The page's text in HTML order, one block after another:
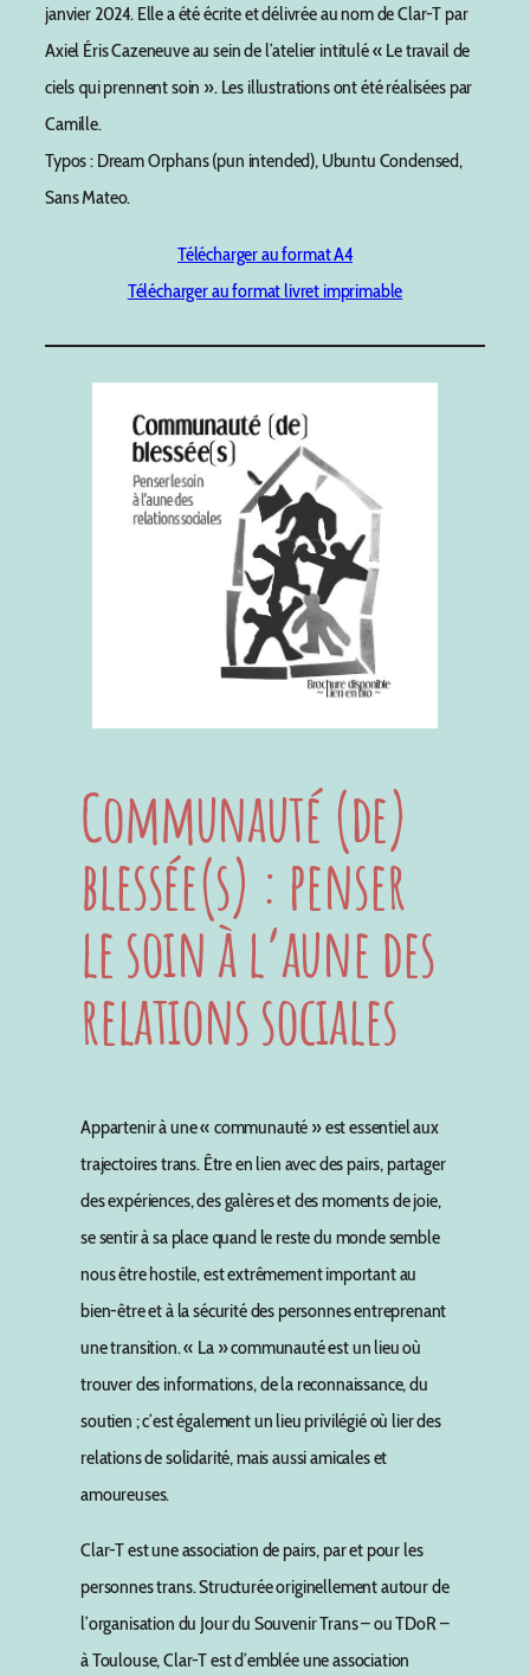
janvier 2024. Elle a été écrite et délivrée au nom de Clar-T par
Axiel Éris Cazeneuve au sein de l’atelier intitulé « Le travail de
ciels qui prennent soin ». Les illustrations ont été réalisées par
Camille.
Typos : Dream Orphans (pun intended), Ubuntu Condensed,
Sans Mateo.
Télécharger au format A4
Télécharger au format livret imprimable
Communauté (de)
blessée(s) : penser
le soin à l’aune des
relations sociales
Appartenir à une « communauté » est essentiel aux
trajectoires trans. Être en lien avec des pairs, partager
des expériences, des galères et des moments de joie,
se sentir à sa place quand le reste du monde semble
nous être hostile, est extrêmement important au
bien-être et à la sécurité des personnes entreprenant
une transition. « La » communauté est un lieu où
trouver des informations, de la reconnaissance, du
soutien ; c’est également un lieu privilégié où lier des
relations de solidarité, mais aussi amicales et
amoureuses.
Clar-T est une association de pairs, par et pour les
personnes trans. Structurée originellement autour de
l’organisation du Jour du Souvenir Trans – ou TDoR –
à Toulouse, Clar-T est d’emblée une association